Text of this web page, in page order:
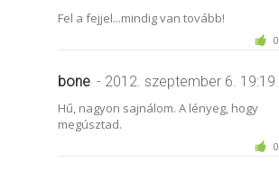
Fel a fejjel...mindig van tovább!
0
bone - 2012. szeptember 6. 19:19
Hű, nagyon sajnálom. A lényeg, hogy
megúsztad.
0